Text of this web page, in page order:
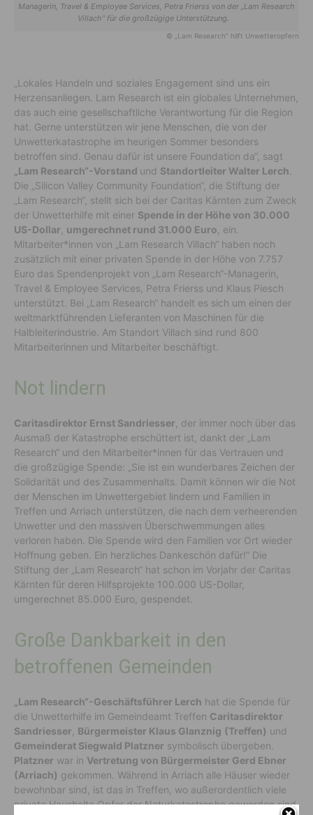
Managerin, Travel & Employee Services, Petra Frierss von der „Lam Research
Villach“ für die großzügige Unterstützung.
© „Lam Research“ hilft Unwetteropfern
„Lokales Handeln und soziales Engagement sind uns ein
Herzensanliegen. Lam Research ist ein globales Unternehmen,
das auch eine gesellschaftliche Verantwortung für die Region
hat. Gerne unterstützen wir jene Menschen, die von der
Unwetterkatastrophe im heurigen Sommer besonders
betroffen sind. Genau dafür ist unsere Foundation da“, sagt
„Lam Research“-Vorstand und Standortleiter Walter Lerch
Die „Silicon Valley Community Foundation“, die Stiftung der
„Lam Research“, stellt sich bei der Caritas Kärnten zum Zweck
der Unwetterhilfe mit einer Spende in der Höhe von 30.000
US-Dollar umgerechnet rund 31.000 Euro , ein.
Mitarbeiter*innen von „Lam Research Villach“ haben noch
zusätzlich mit einer privaten Spende in der Höhe von 7.757
Euro das Spendenprojekt von „Lam Research“-Managerin,
Travel & Employee Services, Petra Frierss und Klaus Piesch
unterstützt. Bei „Lam Research“ handelt es sich um einen der
weltmarktführenden Lieferanten von Maschinen für die
Halbleiterindustrie. Am Standort Villach sind rund 800
Mitarbeiterinnen und Mitarbeiter beschäftigt.
Not lindern
Caritasdirektor Ernst Sandriesser , der immer noch über das
Ausmaß der Katastrophe erschüttert ist, dankt der „Lam
Research“ und den Mitarbeiter*innen für das Vertrauen und
die großzügige Spende: „Sie ist ein wunderbares Zeichen der
Solidarität und des Zusammenhalts. Damit können wir die Not
der Menschen im Unwettergebiet lindern und Familien in
Treffen und Arriach unterstützen, die nach dem verheerenden
Unwetter und den massiven Überschwemmungen alles
verloren haben. Die Spende wird den Familien vor Ort wieder
Hoffnung geben. Ein herzliches Dankeschön dafür!“ Die
Stiftung der „Lam Research“ hat schon im Vorjahr der Caritas
Kärnten für deren Hilfsprojekte 100.000 US-Dollar,
umgerechnet 85.000 Euro, gespendet.
Große Dankbarkeit in den
betroffenen Gemeinden
„Lam Research“-Geschäftsführer Lerch hat die Spende für
die Unwetterhilfe im Gemeindeamt Treffen Caritasdirektor
Sandriesser Bürgermeister Klaus Glanznig (Treffen) und
Gemeinderat Siegwald Platzner symbolisch übergeben.
Platzner war in Vertretung von Bürgermeister Gerd Ebner
(Arriach) gekommen. Während in Arriach alle Häuser wieder
bewohnbar sind, ist das in Treffen, wo außerordentlich viele
private Haushalte Opfer der Naturkatastrophe geworden sind,